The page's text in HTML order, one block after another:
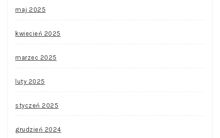
maj 2025
kwiecień 2025
marzec 2025
luty 2025
styczeń 2025
grudzień 2024